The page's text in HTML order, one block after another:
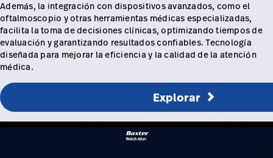
Además, la integración con dispositivos avanzados, como el
oftalmoscopio y otras herramientas médicas especializadas,
facilita la toma de decisiones clínicas, optimizando tiempos de
evaluación y garantizando resultados confiables. Tecnología
diseñada para mejorar la eficiencia y la calidad de la atención
médica.
Explorar